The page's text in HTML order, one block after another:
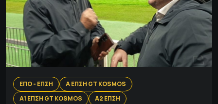
ΕΠΟ - ΕΠΣΗ
Α ΕΠΣΗ GT KOSMOS
Α1 ΕΠΣΗ GT KOSMOS
Α2 ΕΠΣΗ